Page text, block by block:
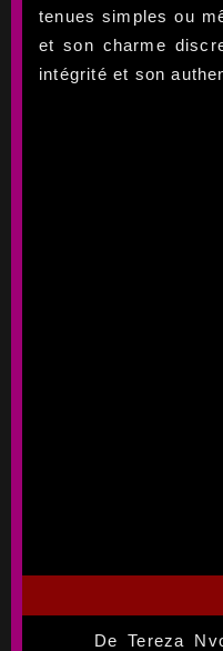
tenues simples ou
et son charme
intégrité et son
De Tereza